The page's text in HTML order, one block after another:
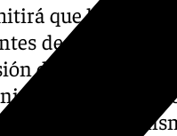
que los
de finalizar la
de las
determinadas
el riesgo de